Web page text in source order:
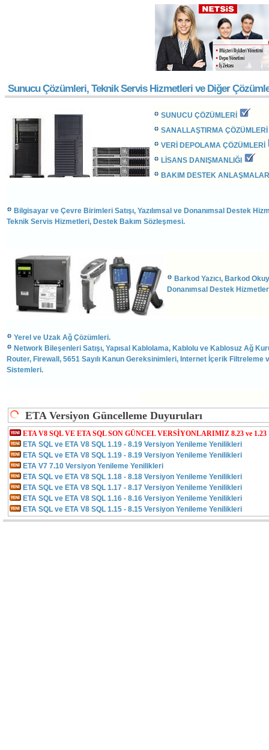
Sunucu Çözümleri, Teknik Servis Hizmetleri ve Diğer
SUNUCU ÇÖZÜMLERİ
SANALLAŞTIRMA ÇÖZÜMLERİ
VERİ DEPOLAMA ÇÖZÜMLERİ
LİSANS DANIŞMANLIĞI
BAKIM DESTEK
Bilgisayar ve Çevre Birimleri Satışı, Yazılımsal ve Donanımsal Destek
Teknik Servis Hizmetleri, Destek Bakım Sözleşmesi.
Barkod Yazıcı, Barkod
Donanımsal Destek
Yerel ve Uzak Ağ Çözümleri.
Network Bileşenleri Satışı, Yapısal Kablolama, Kablolu ve Kablosuz Ağ
Router, Firewall, 5651 Sayılı Kanun Gereksinimleri, Internet İçerik Filtreleme
Sistemleri.
ETA Versiyon Güncelleme Duyuruları
ETA V8 SQL VE ETA SQL SON GÜNCEL VERSİYONLARIMIZ 8.23 ve 1.23
ETA SQL ve ETA V8 SQL 1.19 - 8.19 Versiyon Yenileme Yenilikleri
ETA SQL ve ETA V8 SQL 1.19 - 8.19 Versiyon Yenileme Yenilikleri
ETA V7 7.10 Versiyon Yenileme Yenilikleri
ETA SQL ve ETA V8 SQL 1.18 - 8.18 Versiyon Yenileme Yenilikleri
ETA SQL ve ETA V8 SQL 1.17 - 8.17 Versiyon Yenileme Yenilikleri
ETA SQL ve ETA V8 SQL 1.16 - 8.16 Versiyon Yenileme Yenilikleri
ETA SQL ve ETA V8 SQL 1.15 - 8.15 Versiyon Yenileme Yenilikleri